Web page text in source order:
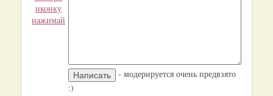
иконку
нажимай
- модерируется очень предвзято
:)